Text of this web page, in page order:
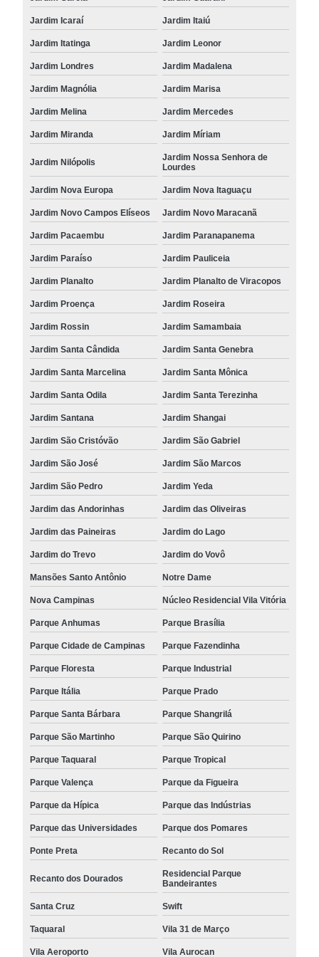
Jardim Icaraí Jardim Itaiú
Jardim Itatinga Jardim Leonor
Jardim Londres Jardim Madalena
Jardim Magnólia Jardim Marisa
Jardim Melina Jardim Mercedes
Jardim Miranda Jardim Míriam
Jardim Nilópolis
Jardim Nossa Senhora de
Lourdes
Jardim Nova Europa Jardim Nova Itaguaçu
Jardim Novo Campos Elíseos Jardim Novo Maracanã
Jardim Pacaembu Jardim Paranapanema
Jardim Paraíso Jardim Pauliceia
Jardim Planalto Jardim Planalto de Viracopos
Jardim Proença Jardim Roseira
Jardim Rossin Jardim Samambaia
Jardim Santa Cândida Jardim Santa Genebra
Jardim Santa Marcelina Jardim Santa Mônica
Jardim Santa Odila Jardim Santa Terezinha
Jardim Santana Jardim Shangai
Jardim São Cristóvão Jardim São Gabriel
Jardim São José Jardim São Marcos
Jardim São Pedro Jardim Yeda
Jardim das Andorinhas Jardim das Oliveiras
Jardim das Paineiras Jardim do Lago
Jardim do Trevo Jardim do Vovô
Mansões Santo Antônio Notre Dame
Nova Campinas Núcleo Residencial Vila Vitória
Parque Anhumas Parque Brasília
Parque Cidade de Campinas Parque Fazendinha
Parque Floresta Parque Industrial
Parque Itália Parque Prado
Parque Santa Bárbara Parque Shangrilá
Parque São Martinho Parque São Quirino
Parque Taquaral Parque Tropical
Parque Valença Parque da Figueira
Parque da Hípica Parque das Indústrias
Parque das Universidades Parque dos Pomares
Ponte Preta Recanto do Sol
Recanto dos Dourados
Residencial Parque
Bandeirantes
Santa Cruz Swift
Taquaral Vila 31 de Março
Vila Aeroporto Vila Aurocan